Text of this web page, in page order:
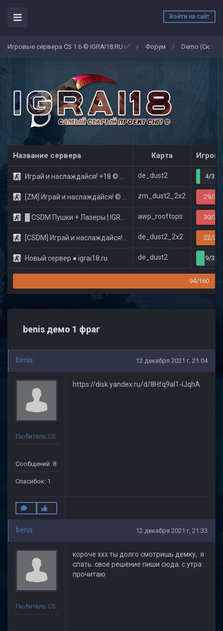
Войти на сайт
Игровые сервера CS 1.6 © IGRAI18.RU ✅ / Форум / Demo (Скриншоты)
Название сервера Карта
Играй и наслаждайся! +18 © Public de_dust2 4/32
[ZM] Играй и наслаждайся! © Zombie Show zm_dust2_2x2 29/32
█ CSDM Пушки + Лазеры | IGRAI18.RU ツ █ awp_rooftops 30/32
[CSDM] Играй и наслаждайся! © Classic de_dust2_2x2 22/32
Новый сервер ● igrai18.ru de_dust2 9/32
94/160
benis демо 1 фраг
benis 12 декабря 2021 г, 21:04
Любитель CS
Сообщений: 8
Спасибок: 1
https://disk.yandex.ru/d/8Hfq9al1-lJqhA
benis 12 декабря 2021 г, 21:33
Любитель CS
короче ххх ты долго смотришь демку, я
спать. свое решение пиши сюда. с утра
прочитаю